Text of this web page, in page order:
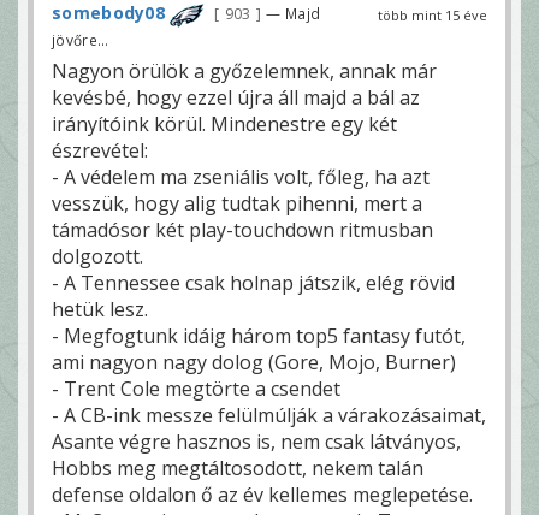
több mint 15 éve
somebody08 903
— Majd
jövőre...
Nagyon örülök a győzelemnek, annak már
kevésbé, hogy ezzel újra áll majd a bál az
irányítóink körül. Mindenestre egy két
észrevétel:
- A védelem ma zseniális volt, főleg, ha azt
vesszük, hogy alig tudtak pihenni, mert a
támadósor két play-touchdown ritmusban
dolgozott.
- A Tennessee csak holnap játszik, elég rövid
hetük lesz.
- Megfogtunk idáig három top5 fantasy futót,
ami nagyon nagy dolog (Gore, Mojo, Burner)
- Trent Cole megtörte a csendet
- A CB-ink messze felülmúlják a várakozásaimat,
Asante végre hasznos is, nem csak látványos,
Hobbs meg megtáltosodott, nekem talán
defense oldalon ő az év kellemes meglepetése.